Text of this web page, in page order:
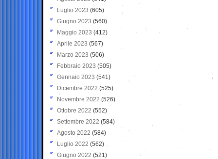
Luglio 2023 (605)
Giugno 2023 (560)
Maggio 2023 (412)
Aprile 2023 (567)
Marzo 2023 (506)
Febbraio 2023 (505)
Gennaio 2023 (541)
Dicembre 2022 (525)
Novembre 2022 (526)
Ottobre 2022 (552)
Settembre 2022 (584)
Agosto 2022 (584)
Luglio 2022 (562)
Giugno 2022 (521)